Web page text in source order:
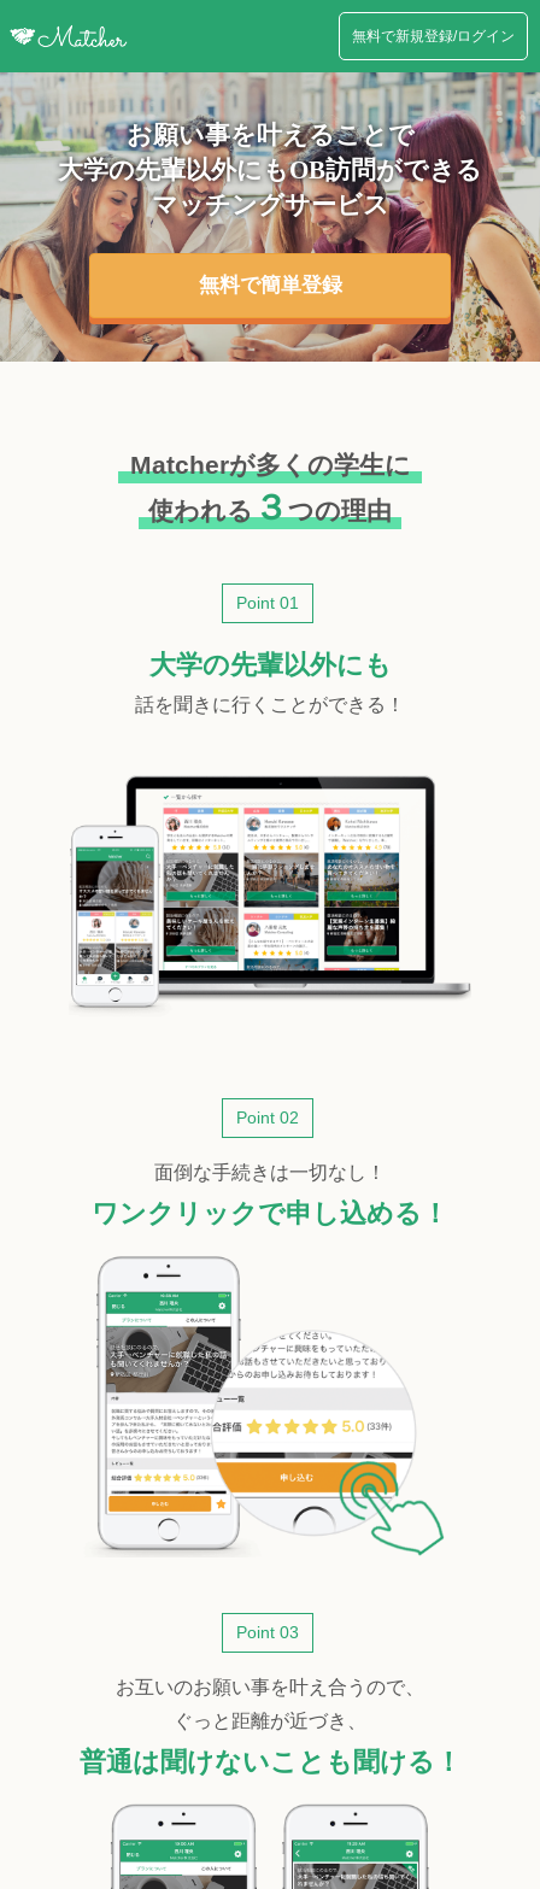
無料で新規登録/ログイン
お願い事を叶えることで
大学の先輩以外にもOB訪問ができる
マッチングサービス
無料で簡単登録
Matcherが多くの学生に
使われる３つの理由
Point 01
大学の先輩以外にも
話を聞きに行くことができる！
Point 02
面倒な手続きは一切なし！
ワンクリックで申し込める！
Point 03
お互いのお願い事を叶え合うので、
ぐっと距離が近づき、
普通は聞けないことも聞ける！